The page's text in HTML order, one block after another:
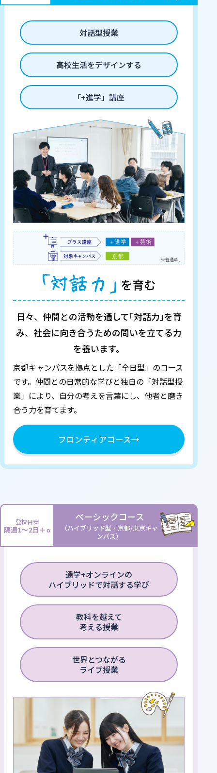
対話型授業
高校生活をデザインする
「+進学」講座
日々、仲間との活動を通して｢対話力｣を育
み、 社会に向き合うための問いを立てる力
を養います。
京都キャンパスを拠点とした「全日型」のコース
です。 仲間との日常的な学びと独自の「対話型授
業」により、自分の考えを言葉にし、他者と磨き
合う力を育てます。
フロンティアコース→
登校目安
隔週1～2日＋α
ベーシックコース
（ハイブリッド型・京都/東京キャ
ンパス）
通学+オンラインの
ハイブリッドで対話する学び
教科を越えて
考える授業
世界とつながる
ライブ授業